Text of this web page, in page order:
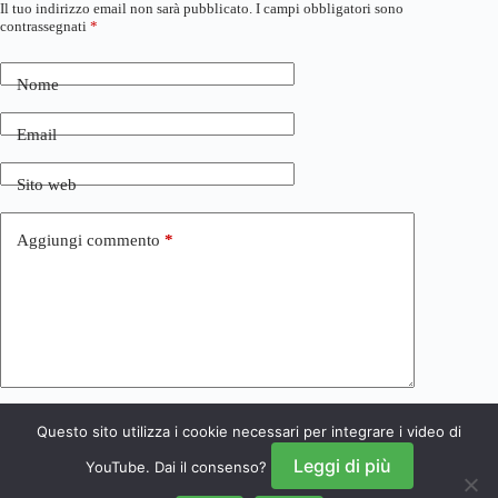
Il tuo indirizzo email non sarà pubblicato. I campi obbligatori sono
contrassegnati *
Nome
Email
Sito web
Aggiungi commento *
Invia commento
Questo sito utilizza i cookie necessari per integrare i video di
YouTube. Dai il consenso?
Leggi di più